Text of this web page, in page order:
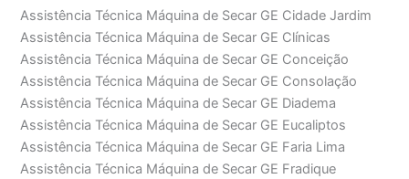
Assistência Técnica Máquina de Secar GE Cidade Jardim
Assistência Técnica Máquina de Secar GE Clínicas
Assistência Técnica Máquina de Secar GE Conceição
Assistência Técnica Máquina de Secar GE Consolação
Assistência Técnica Máquina de Secar GE Diadema
Assistência Técnica Máquina de Secar GE Eucaliptos
Assistência Técnica Máquina de Secar GE Faria Lima
Assistência Técnica Máquina de Secar GE Fradique